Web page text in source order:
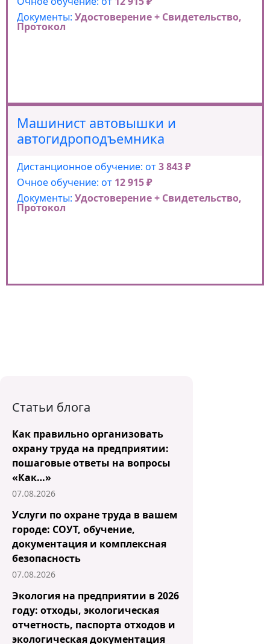
Документы: Удостоверение + Свидетельство,
Протокол
Машинист автовышки и
автогидроподъемника
Дистанционное обучение: от3 843 ₽
Очное обучение: от 12 915 ₽
Документы: Удостоверение + Свидетельство,
Протокол
Статьи блога
Как правильно организовать
охрану труда на предприятии:
пошаговые ответы на вопросы
«Как…»
07.08.2026
Услуги по охране труда в вашем
городе: СОУТ, обучение,
документация и комплексная
безопасность
07.08.2026
Экология на предприятии в 2026
году: отходы, экологическая
отчетность, паспорта отходов и
экологическая документация